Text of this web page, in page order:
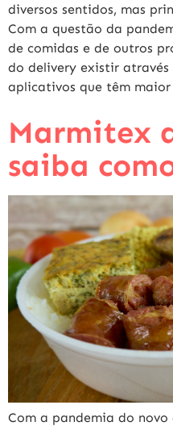
diversos sentidos, mas
Com a questão da
de comidas e de outros
do delivery existir
aplicativos que têm
Marmitex
saiba
Com a pandemia do novo